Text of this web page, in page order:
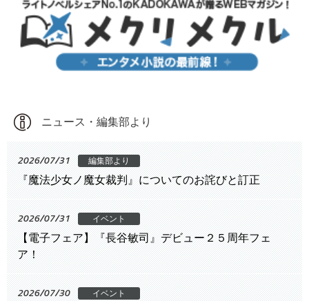
ニュース・編集部より
2026/07/31 編集部より
『魔法少女ノ魔女裁判』についてのお詫びと訂正
2026/07/31 イベント
【電子フェア】『長谷敏司』デビュー２５周年フェ
ア！
2026/07/30 イベント